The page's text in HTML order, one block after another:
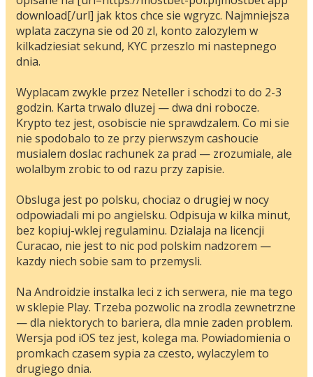
download[/url] jak ktos chce sie wgryzc. Najmniejsza
wplata zaczyna sie od 20 zl, konto zalozylem w
kilkadziesiat sekund, KYC przeszlo mi nastepnego
dnia.
Wyplacam zwykle przez Neteller i schodzi to do 2-3
godzin. Karta trwalo dluzej — dwa dni robocze.
Krypto tez jest, osobiscie nie sprawdzalem. Co mi sie
nie spodobalo to ze przy pierwszym cashoucie
musialem doslac rachunek za prad — zrozumiale, ale
wolalbym zrobic to od razu przy zapisie.
Obsluga jest po polsku, chociaz o drugiej w nocy
odpowiadali mi po angielsku. Odpisuja w kilka minut,
bez kopiuj-wklej regulaminu. Dzialaja na licencji
Curacao, nie jest to nic pod polskim nadzorem —
kazdy niech sobie sam to przemysli.
Na Androidzie instalka leci z ich serwera, nie ma tego
w sklepie Play. Trzeba pozwolic na zrodla zewnetrzne
— dla niektorych to bariera, dla mnie zaden problem.
Wersja pod iOS tez jest, kolega ma. Powiadomienia o
promkach czasem sypia za czesto, wylaczylem to
drugiego dnia.